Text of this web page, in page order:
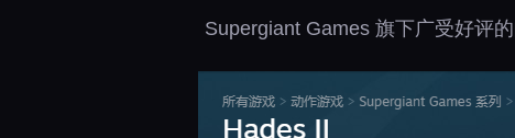
Supergiant Games 旗下广受好评